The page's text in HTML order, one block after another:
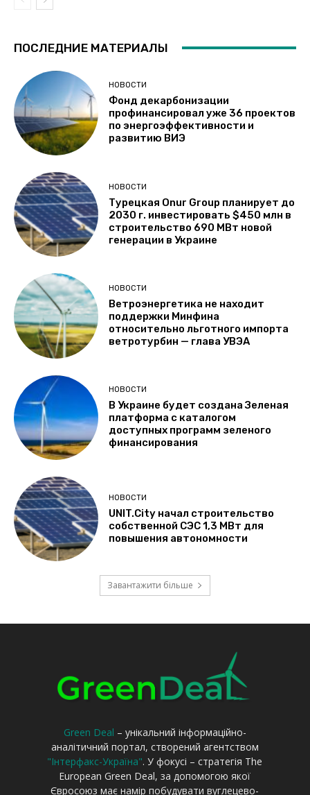
Green Deal – унікальний інформаційно-
аналітичний портал, створений агентством
"Інтерфакс-Україна". У фокусі – стратегія The
European Green Deal, за допомогою якої
Євросоюз має намір побудувати вуглецево-